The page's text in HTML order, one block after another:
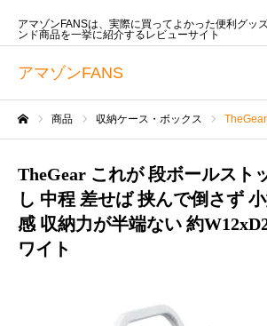
アマゾンFANS
アマゾンFANSは、実際に買ってよかった便利グッ
ンド商品を一挙に紹介するレビューサイト
商品 収納ケース・ボックス TheGear これが 段ボールストッカー 箱を
TheGear これが 段ボールスト
し 中程 差せば 挟んで倒さず
感 収納力が半端ない 約
ワイト